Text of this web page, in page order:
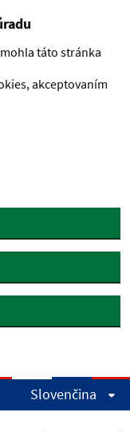
táto stránka
akceptovaním
Slovenčina